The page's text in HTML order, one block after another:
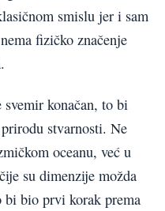
smislu jer i sam
fizičko značenje
konačan, to bi
stvarnosti. Ne
oceanu, već u
su dimenzije možda
bio prvi korak prema